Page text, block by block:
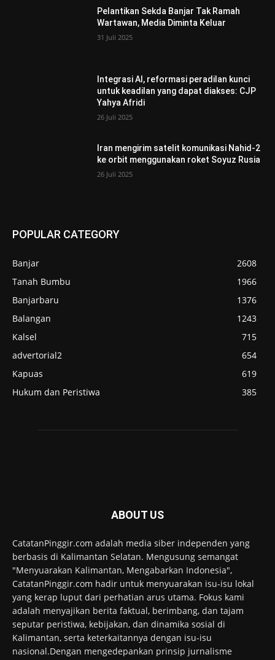
Pelantikan Sekda Banjar Tak Ramah
Wartawan, Media Diminta Keluar
31 Juli 2025
Integrasi AI, reformasi peradilan kunci
untuk keadilan yang dapat diakses: CJP
Yahya Afridi
26 Juli 2025
Iran mengirim satelit komunikasi Nahid-2
ke orbit menggunakan roket Soyuz Rusia
26 Juli 2025
POPULAR CATEGORY
Banjar
2608
Tanah Bumbu
1966
Banjarbaru
1376
Balangan
1243
Kalsel
715
advertorial2
654
Kapuas
619
Hukum dan Peristiwa
385
ABOUT US
CatatanPinggir.com adalah media siber independen yang
berbasis di Kalimantan Selatan. Mengusung semangat
"Menyuarakan Kalimantan, Mengabarkan Indonesia",
CatatanPinggir.com hadir untuk menyuarakan isu-isu lokal
yang kerap luput dari perhatian arus utama. Fokus kami
adalah menyajikan berita faktual, berimbang, dan tajam
seputar peristiwa, kebijakan, dan dinamika sosial di
Kalimantan, serta keterkaitannya dengan isu-isu
nasional.Dengan mengedepankan prinsip jurnalisme